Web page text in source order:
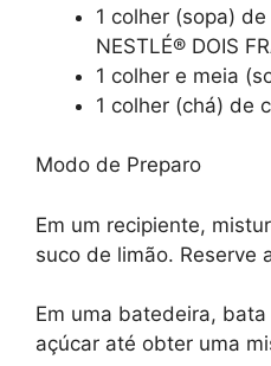
1 colher (sopa)
NESTLÉ® DOIS
1 colher e meia
1 colher (chá) de
Modo de Preparo
Em um recipiente,
suco de limão. Reserve
Em uma batedeira,
açúcar até obter uma